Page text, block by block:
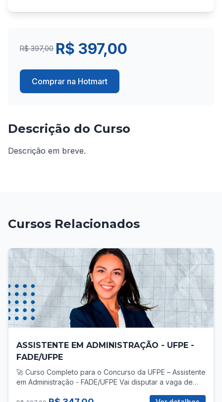
R$ 397,00 R$ 397,00
Comprar na Hotmart
Descrição do Curso
Descrição em breve.
Cursos Relacionados
ASSISTENTE EM ADMINISTRAÇÃO - UFPE -
FADE/UFPE
🚀 Curso Completo para o Concurso da UFPE – Assistente
em Administração - FADE/UFPE Vai disputar a vaga de